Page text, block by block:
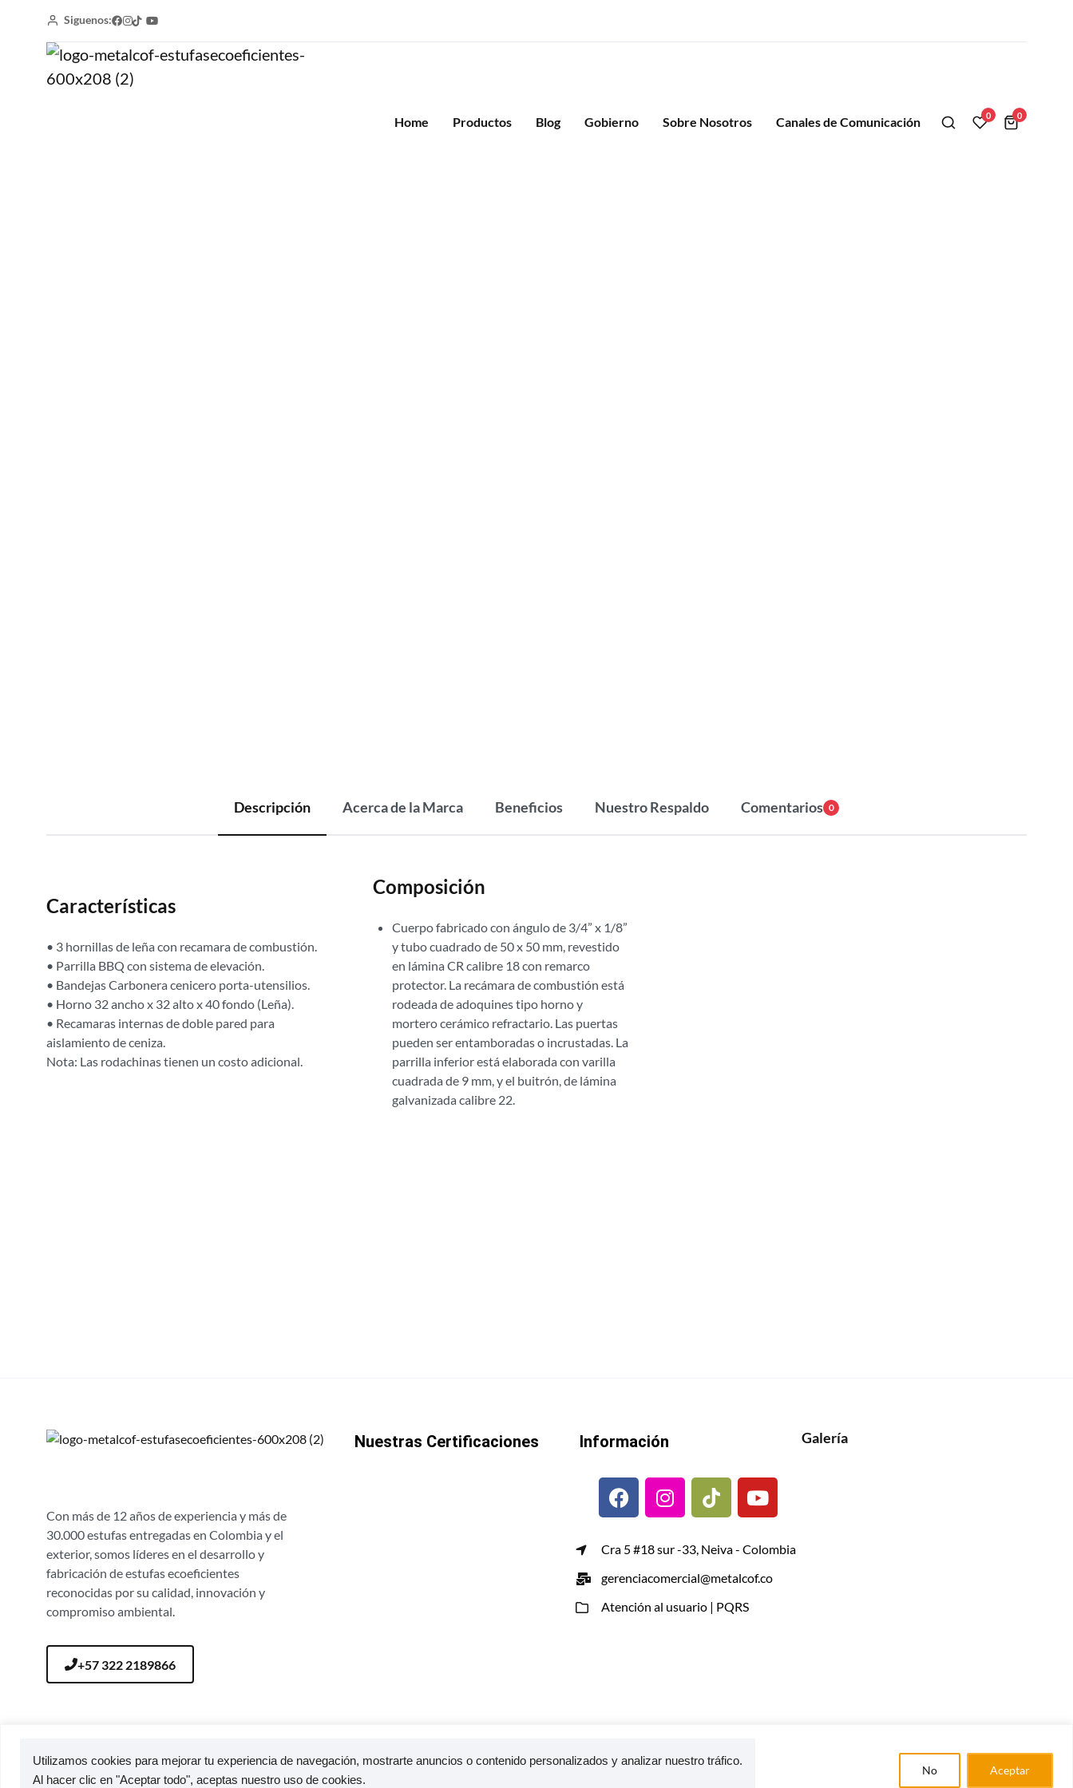
Utilizamos cookies para mejorar tu experiencia de navegación, mostrarte anuncios o contenido personalizados y analizar nuestro tráfico.
No Aceptar
Siguenos:
Home Productos Blog Gobierno Sobre Nosotros Canales de Comunicación 0 0
Home
10% OFF
Descripción Acerca de la Marca Beneficios Nuestro Respaldo Comentarios 0
Características
• 3 hornillas de leña con recamara de combustión.
• Parrilla BBQ con sistema de elevación.
• Bandejas Carbonera cenicero porta-utensilios.
• Horno 32 ancho x 32 alto x 40 fondo (Leña).
• Recamaras internas de doble pared para
aislamiento de ceniza.
Nota: Las rodachinas tienen un costo adicional.
Composición
Cuerpo fabricado con ángulo de 3/4” x 1/8”
y tubo cuadrado de 50 x 50 mm, revestido
en lámina CR calibre 18 con remarco
protector. La recámara de combustión está
rodeada de adoquines tipo horno y
mortero cerámico refractario. Las puertas
pueden ser entamboradas o incrustadas. La
parrilla inferior está elaborada con varilla
cuadrada de 9 mm, y el buitrón, de lámina
galvanizada calibre 22.
Con más de 12 años de experiencia y más de
30.000 estufas entregadas en Colombia y el
exterior, somos líderes en el desarrollo y
fabricación de estufas ecoeficientes
reconocidas por su calidad, innovación y
compromiso ambiental.
+57 322 2189866
Nuestras Certificaciones Información
Cra 5 #18 sur -33, Neiva - Colombia
gerenciacomercial@metalcof.co
Atención al usuario | PQRS
Galería
© 2026 — Estufas Ecoeficientes Metalcof